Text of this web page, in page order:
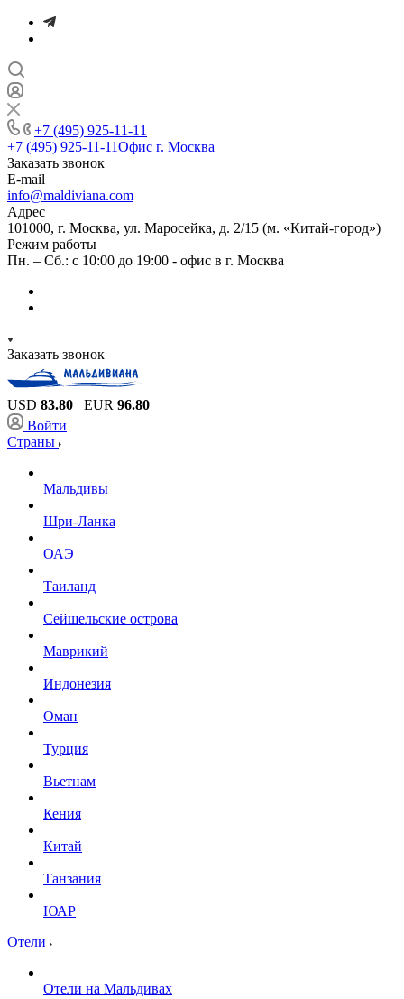
+7 (495) 925-11-11
+7 (495) 925-11-11Офис г. Москва
Заказать звонок
E-mail
info@maldiviana.com
Адрес
101000, г. Москва, ул. Маросейка, д. 2/15 (м. «Китай-город»)
Режим работы
Пн. – Сб.: с 10:00 до 19:00 - офис в г. Москва
Заказать звонок
USD 83.80 EUR 96.80
Войти
Страны
Мальдивы
Шри-Ланка
ОАЭ
Таиланд
Сейшельские острова
Маврикий
Индонезия
Оман
Турция
Вьетнам
Кения
Китай
Танзания
ЮАР
Отели
Отели на Мальдивах